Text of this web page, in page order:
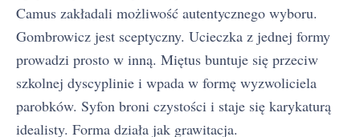
Camus zakładali możliwość autentycznego wyboru.
Gombrowicz jest sceptyczny. Ucieczka z jednej formy
prowadzi prosto w inną. Miętus buntuje się przeciw
szkolnej dyscyplinie i wpada w formę wyzwoliciela
parobków. Syfon broni czystości i staje się karykaturą
idealisty. Forma działa jak grawitacja.